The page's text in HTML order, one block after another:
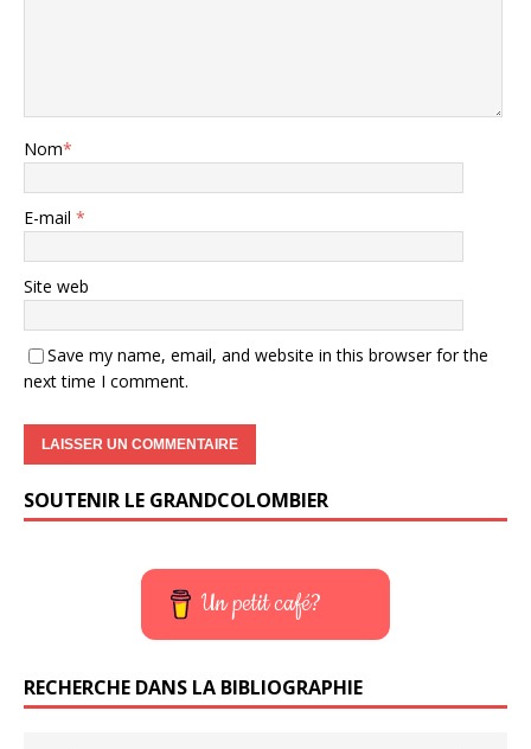
Nom*
E-mail *
Site web
Save my name, email, and website in this browser for the
next time I comment.
SOUTENIR LE GRANDCOLOMBIER
Un petit café?
RECHERCHE DANS LA BIBLIOGRAPHIE